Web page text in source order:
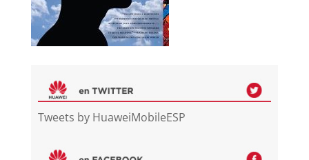
Tweets by HuaweiMobileESP